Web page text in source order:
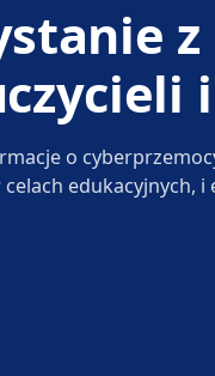
o
edukacyjnych,